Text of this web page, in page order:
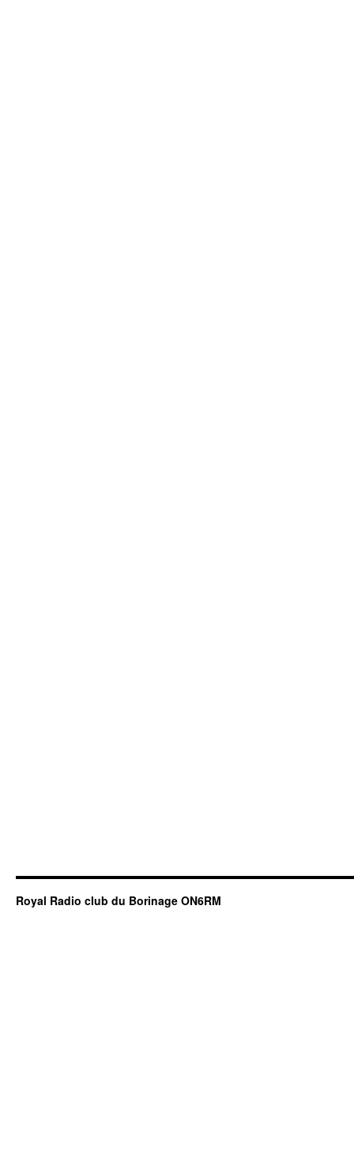
Royal Radio club du Borinage ON6RM